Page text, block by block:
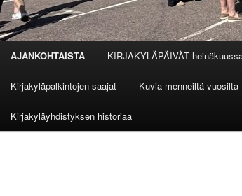
AJANKOHTAISTA KIRJAKYLÄPÄIVÄT
Kirjakyläpalkintojen saajat Kuvia menneiltä vuosilta
Kirjakyläyhdistyksen historiaa